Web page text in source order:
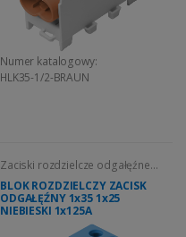
Numer katalogowy:
HLK35-1/2-BRAUN
Zaciski rozdzielcze odgałęźne
HLK
BLOK ROZDZIELCZY ZACISK
ODGAŁĘŹNY 1x35 1x25
NIEBIESKI 1x125A